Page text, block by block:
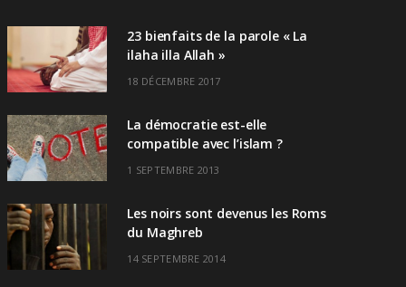
23 bienfaits de la parole « La
ilaha illa Allah »
18 DÉCEMBRE 2017
La démocratie est-elle
compatible avec l’islam ?
1 SEPTEMBRE 2013
Les noirs sont devenus les Roms
du Maghreb
14 SEPTEMBRE 2014